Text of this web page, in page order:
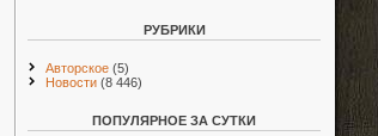
РУБРИКИ
Авторское (5)
Новости (8 446)
ПОПУЛЯРНОЕ ЗА СУТКИ